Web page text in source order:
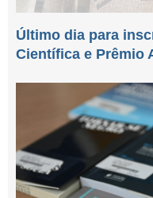
Último dia para
Científica e Prêmio